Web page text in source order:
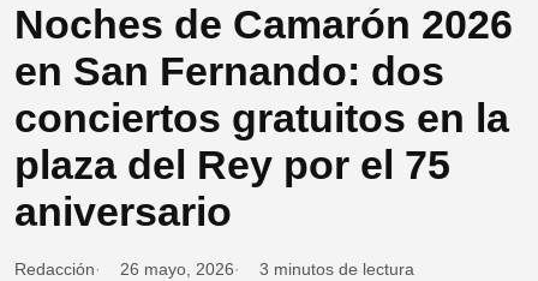
Noches de Camarón 2026
en San Fernando: dos
conciertos gratuitos en la
plaza del Rey por el 75
aniversario
Redacción 26 mayo, 2026 3 minutos de lectura